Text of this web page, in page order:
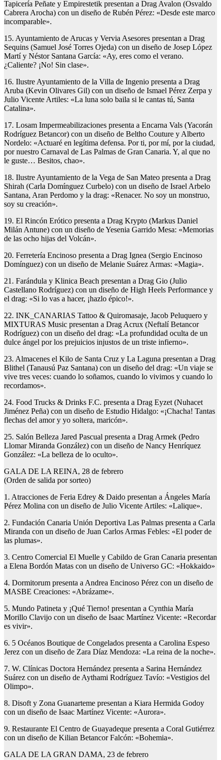
Tapicería Peñate y Empirestetik presentan a Drag Avalon (Osvaldo
Cabrera Arocha) con un diseño de Rubén Pérez: «Desde este marco
incomparable».
15. Ayuntamiento de Arucas y Vervia Asesores presentan a Drag
Sequins (Samuel José Torres Ojeda) con un diseño de Josep López
Martí y Néstor Santana García: «Ay, eres como el verano.
¿Caliente? ¡No! Sin clase».
16. Ilustre Ayuntamiento de la Villa de Ingenio presenta a Drag
Aruba (Kevin Olivares Gil) con un diseño de Ismael Pérez Zerpa y
Julio Vicente Artiles: «La luna solo baila si le cantas tú, Santa
Catalina».
17. Losam Impermeabilizaciones presenta a Encarna Vals (Yacorán
Rodríguez Betancor) con un diseño de Beltho Couture y Alberto
Nordelo: «Actuaré en legítima defensa. Por ti, por mí, por la ciudad,
por nuestro Carnaval de Las Palmas de Gran Canaria. Y, al que no
le guste… Besitos, chao».
18. Ilustre Ayuntamiento de la Vega de San Mateo presenta a Drag
Shirah (Carla Domínguez Curbelo) con un diseño de Israel Arbelo
Santana, Aran Perdomo y la drag: «Renacer. No soy un monstruo,
soy su creación».
19. El Rincón Erótico presenta a Drag Krypto (Markus Daniel
Milán Antune) con un diseño de Yesenia Garrido Mesa: «Memorias
de las ocho hijas del Volcán».
20. Ferretería Encinoso presenta a Drag Ignea (Sergio Encinoso
Domínguez) con un diseño de Melanie Suárez Armas: «Magia».
21. Farándula y Klinica Beach presentan a Drag Gio (Julio
Castellano Rodríguez) con un diseño de High Heels Performance y
el drag: «Si lo vas a hacer, ¡hazlo épico!».
22. INK_CANARIAS Tattoo & Quiromasaje, Jacob Peluquero y
MIXTURAS Music presentan a Drag Acrux (Neftalí Betancor
Rodríguez) con un diseño del drag: «La profundidad oculta de un
dulce ángel por los prejuicios injustos de un triste infierno».
23. Almacenes el Kilo de Santa Cruz y La Laguna presentan a Drag
Blithel (Tanausú Paz Santana) con un diseño del drag: «Un viaje se
vive tres veces: cuando lo soñamos, cuando lo vivimos y cuando lo
recordamos».
24. Food Trucks & Drinks F.C. presenta a Drag Eyzet (Nuhacet
Jiménez Peña) con un diseño de Estudio Hidalgo: «¡Chacha! Tantas
flechas del amor y yo soltera, maricón».
25. Salón Belleza Jared Pascual presenta a Drag Armek (Pedro
Llomar Miranda González) con un diseño de Nancy Henríquez
González: «La belleza de lo oculto».
GALA DE LA REINA, 28 de febrero
(Orden de salida por sorteo)
1. Atracciones de Feria Edrey & Daido presentan a Ángeles María
Pérez Molina con un diseño de Julio Vicente Artiles: «Lalique».
2. Fundación Canaria Unión Deportiva Las Palmas presenta a Carla
Miranda con un diseño de Juan Carlos Armas Febles: «El poder de
las plumas».
3. Centro Comercial El Muelle y Cabildo de Gran Canaria presentan
a Elena Bordón Matas con un diseño de Universo GC: «Hokkaido»
4. Dormitorum presenta a Andrea Encinoso Pérez con un diseño de
MASBE Creaciones: «Abrázame».
5. Mundo Patineta y ¡Qué Tierno! presentan a Cynthia María
Morillo Clavijo con un diseño de Isaac Martínez Vicente: «Recordar
es vivir».
6. 5 Océanos Boutique de Congelados presenta a Carolina Espeso
Jerez con un diseño de Zara Díaz Mendoza: «La reina de la noche».
7. W. Clínicas Doctora Hernández presenta a Sarina Hernández
Suárez con un diseño de Aythami Rodríguez Tavío: «Vestigios del
Olimpo».
8. Disoft y Zona Guanarteme presentan a Kiara Hermida Godoy
con un diseño de Isaac Martínez Vicente: «Aurora».
9. Restaurante El Centro de Guayadeque presenta a Coral Gutiérrez
con un diseño de Kilian Betancor Falcón: «Bohemia».
GALA DE LA GRAN DAMA, 23 de febrero